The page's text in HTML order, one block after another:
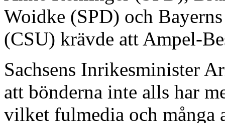
Woidke (SPD) och
(CSU) krävde att Ampel-
Sachsens Inrikesminister
att bönderna inte alls har
vilket fulmedia och